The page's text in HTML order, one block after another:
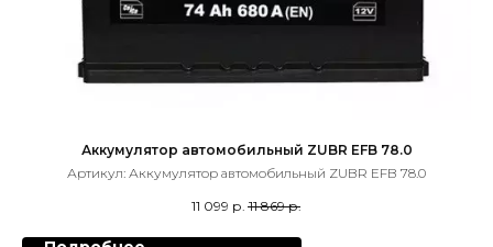
Аккумулятор автомобильный ZUBR EFB 78.0
Артикул: Аккумулятор автомобильный ZUBR EFB 78.0
11 099 р. 11 869 р.